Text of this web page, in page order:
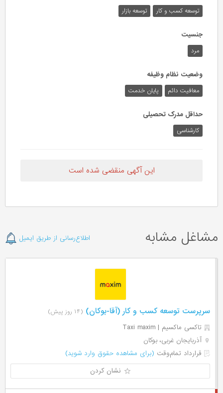
توسعه کسب و کار توسعه بازار
جنسیت
مرد
وضعیت نظام وظیفه
معافیت دائم پایان خدمت
حداقل مدرک تحصیلی
کارشناسی
این آگهی منقضی شده است
مشاغل مشابه اطلاع‌رسانی از طریق ایمیل
سرپرست توسعه کسب و کار (آقا-بوکان) (۱۴ روز پیش)
تاکسی ماکسیم | Taxi maxim
آذربایجان غربی، بوکان
قرارداد تمام‌وقت (برای مشاهده حقوق وارد شوید)
نشان کردن